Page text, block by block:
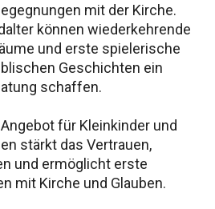
mit der Kirche.
können wiederkehrende
und erste spielerische
Geschichten ein
schaffen.
für Kleinkinder und
stärkt das Vertrauen,
und ermöglicht erste
mit Kirche und Glauben.